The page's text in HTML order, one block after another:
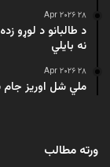
۲۸ Apr ۲۰۲۶
د طالبانو د لوړو
نه بایلي
۲۸ Apr ۲۰۲۶
ملي شل اوریز جام
ورته مطالب